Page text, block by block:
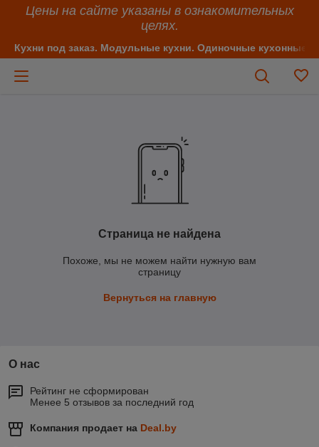
Цены на сайте указаны в ознакомительных
целях.
Кухни под заказ. Модульные кухни. Одиночные кухонные
Страница не найдена
Похоже, мы не можем найти нужную вам
страницу
Вернуться на главную
О нас
Рейтинг не сформирован
Менее 5 отзывов за последний год
Компания продает на Deal.by